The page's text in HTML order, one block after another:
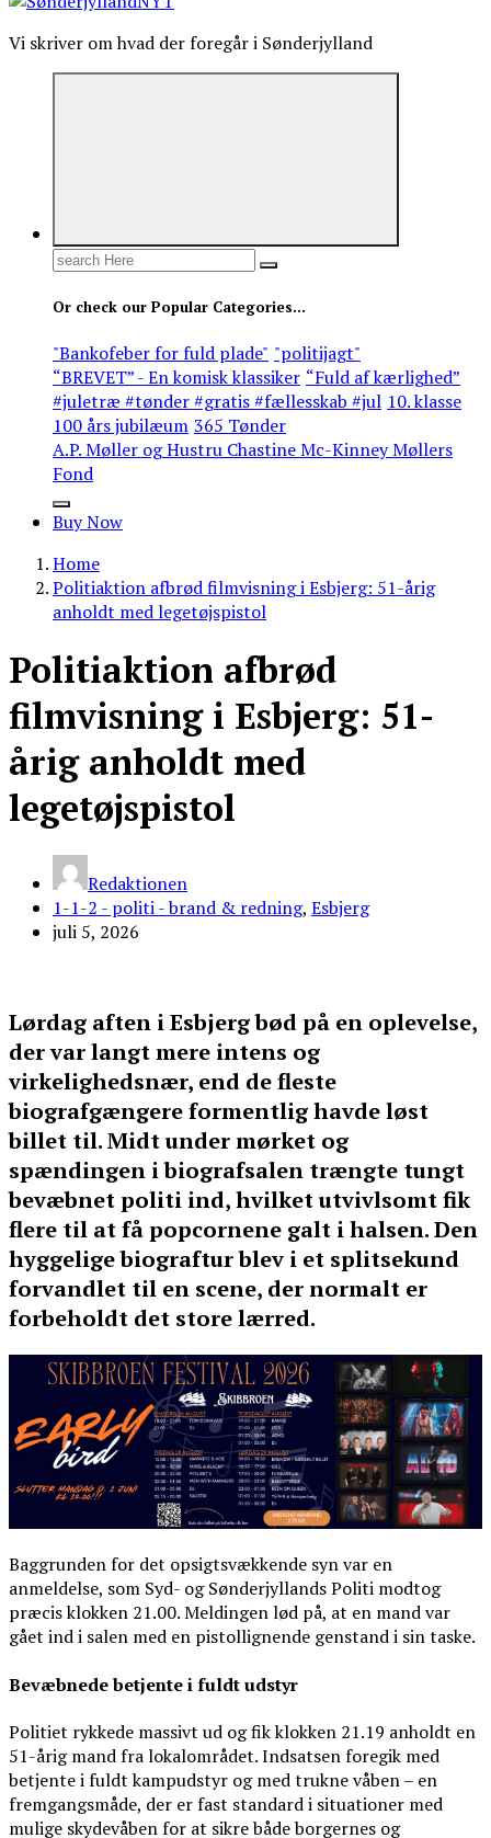
Vi skriver om hvad der foregår i Sønderjylland
Search
Or check our Popular Categories...
"Bankofeber for fuld plade" "politijagt"
“BREVET” - En komisk klassiker “Fuld af kærlighed”
#juletræ #tønder #gratis #fællesskab #jul 10. klasse
100 års jubilæum 365 Tønder
A.P. Møller og Hustru Chastine Mc-Kinney Møllers
Fond
Buy Now
Home
Politiaktion afbrød filmvisning i Esbjerg: 51-årig
anholdt med legetøjspistol
Politiaktion afbrød
filmvisning i Esbjerg: 51-
årig anholdt med
legetøjspistol
Redaktionen
1-1-2 - politi - brand & redning, Esbjerg
juli 5, 2026
Lørdag aften i Esbjerg bød på en oplevelse,
der var langt mere intens og
virkelighedsnær, end de fleste
biografgængere formentlig havde løst
billet til. Midt under mørket og
spændingen i biografsalen trængte tungt
bevæbnet politi ind, hvilket utvivlsomt fik
flere til at få popcornene galt i halsen. Den
hyggelige biograftur blev i et splitsekund
forvandlet til en scene, der normalt er
forbeholdt det store lærred.
Baggrunden for det opsigtsvækkende syn var en
anmeldelse, som Syd- og Sønderjyllands Politi modtog
præcis klokken 21.00. Meldingen lød på, at en mand var
gået ind i salen med en pistollignende genstand i sin taske.
Bevæbnede betjente i fuldt udstyr
Politiet rykkede massivt ud og fik klokken 21.19 anholdt en
51-årig mand fra lokalområdet. Indsatsen foregik med
betjente i fuldt kampudstyr og med trukne våben – en
fremgangsmåde, der er fast standard i situationer med
mulige skydevåben for at sikre både borgernes og